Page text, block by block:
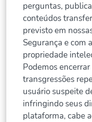
perguntas,
conteúdos
previsto em
Segurança e com
propriedade
Podemos
transgressões
usuário suspeite
infringindo seus
plataforma, cabe